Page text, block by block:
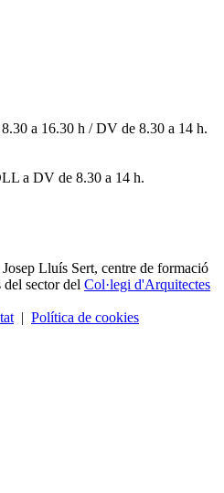
a 16.30 h / DV de 8.30 a 14 h.
a DV de 8.30 a 14 h.
Lluís Sert, centre de formació
del sector del Col·legi d'Arquitectes
| Política de cookies